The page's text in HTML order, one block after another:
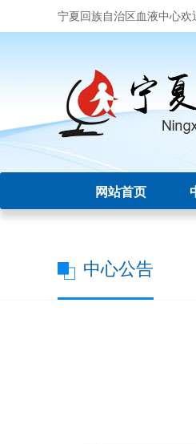
宁夏回族自治区血液中心欢
网站首页
中心公告